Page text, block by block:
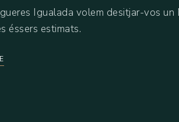
Igualada volem desitjar-vos
éssers estimats.